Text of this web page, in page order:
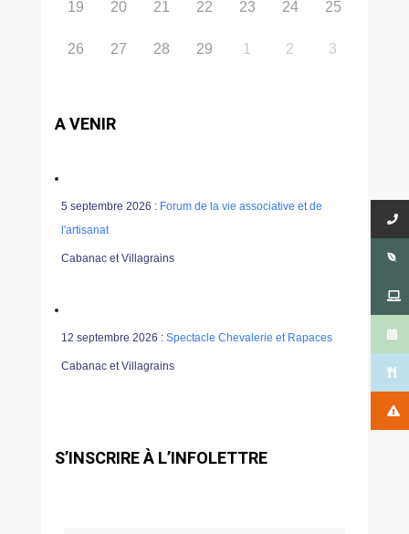
19 20 21 22 23 24 25
26 27 28 29 1 2 3
A VENIR
5 septembre 2026 : Forum de la vie associative et de
l'artisanat
Cabanac et Villagrains
12 septembre 2026 : Spectacle Chevalerie et Rapaces
Cabanac et Villagrains
S’INSCRIRE À L’INFOLETTRE